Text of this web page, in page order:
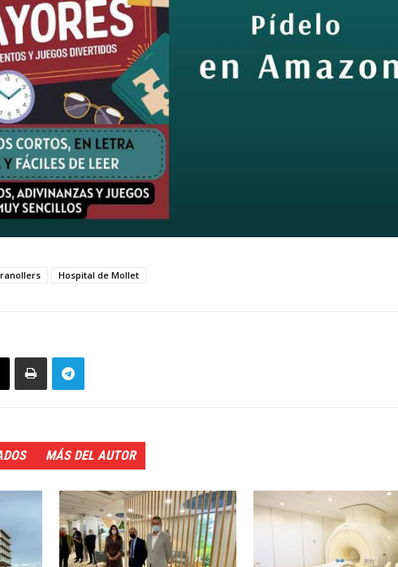
Hospital de Mollet
MÁS DEL AUTOR